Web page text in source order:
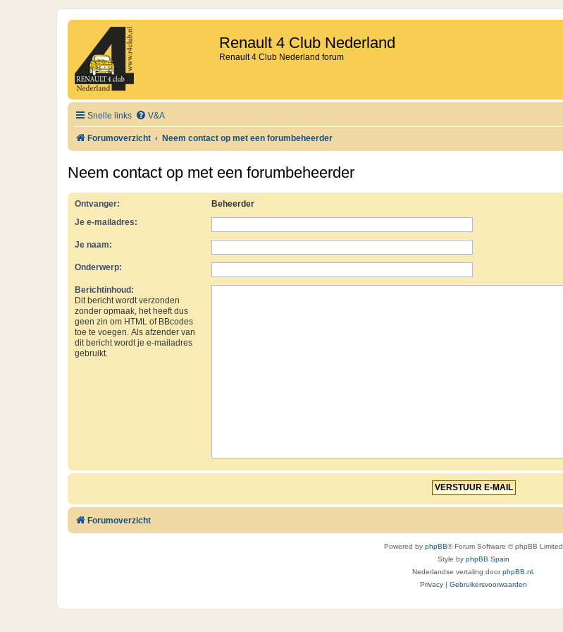
Renault 4 Club Nederland
Renault 4 Club Nederland forum
Snelle links V&A
Forumoverzicht Neem contact op met een forumbeheerder
Neem contact op met een forumbeheerder
Ontvanger:
Beheerder
Je e-mailadres:
Je naam:
Onderwerp:
Berichtinhoud:
Dit bericht wordt verzonden
zonder opmaak, het heeft dus
geen zin om HTML of BBcodes
toe te voegen. Als afzender van
dit bericht wordt je e-mailadres
gebruikt.
Forumoverzicht
Powered by phpBB® Forum Software © phpBB Limited
Style by phpBB Spain
Nederlandse vertaling doorphpBB.nl
Privacy | Gebruikersvoorwaarden